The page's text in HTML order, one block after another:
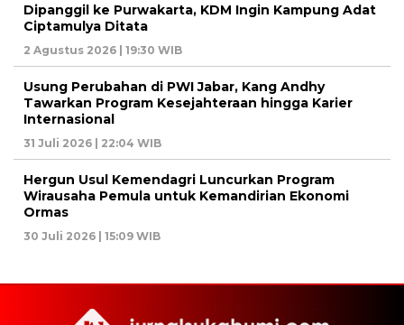
Dipanggil ke Purwakarta, KDM Ingin Kampung Adat
Ciptamulya Ditata
2 Agustus 2026 | 19:30 WIB
Usung Perubahan di PWI Jabar, Kang Andhy
Tawarkan Program Kesejahteraan hingga Karier
Internasional
31 Juli 2026 | 22:04 WIB
Hergun Usul Kemendagri Luncurkan Program
Wirausaha Pemula untuk Kemandirian Ekonomi
Ormas
30 Juli 2026 | 15:09 WIB